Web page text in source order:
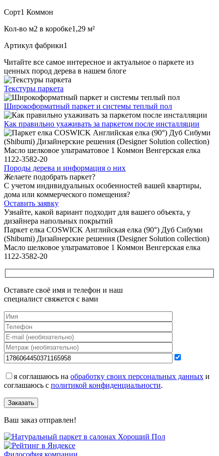
Сорт1 Коммон
Кол-во м2 в коробке1,29 м²
Артикул фабрики1
Читайте все самое интересное и актуальное о паркете из
ценных пород дерева в нашем блоге
Текстуры паркета
Широкоформатный паркет и системы теплый пол
Как правильно ухаживать за паркетом после инсталляции
Породы дерева и информация о них
Желаете подобрать паркет?
С учетом индивидуальных особенностей вашей квартиры,
дома или коммерческого помещения?
Оставить заявку
Узнайте, какой вариант подходит для вашего объекта, у
дизайнера напольных покрытий
Паркет елка COSWICK Английская елка (90°) Дуб Сибуми
(Shibumi) Дизайнерские решения (Designer Solution collection)
Масло шелковое ультраматовое 1 Коммон Венгерская елка
1122-3582-20
Оставьте своё имя и телефон и наш
специалист свяжется с вами
я соглашаюсь на обработку своих персональных данных и
соглашаюсь с политикой конфиденциальности.
Заказать
Ваш заказ отправлен!